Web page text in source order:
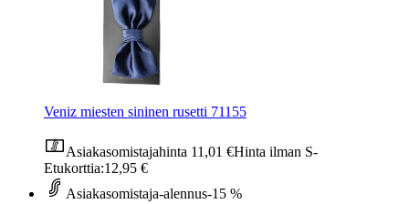
Veniz miesten sininen rusetti 71155
Asiakasomistajahinta 11,01 €Hinta ilman S-
Etukorttia:12,95 €
Asiakasomistaja-alennus-15 %